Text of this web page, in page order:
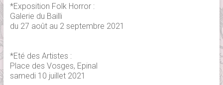
*Exposition Folk Horror :
Galerie du Bailli
du 27 août au 2 septembre 2021
*Eté des Artistes :
Place des Vosges, Epinal
samedi 10 juillet 2021